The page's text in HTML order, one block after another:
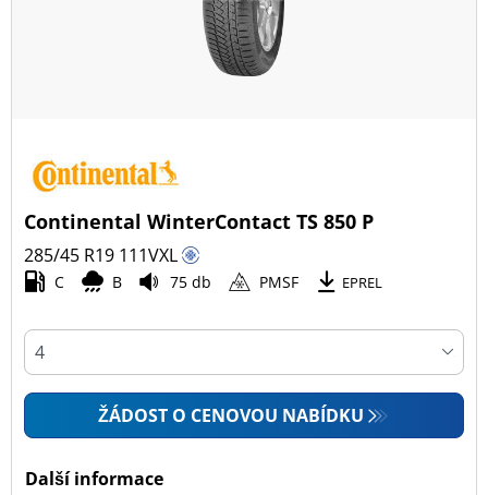
Continental WinterContact TS 850 P
285/45 R19 111VXL
C B 75 db PMSF EPREL
ŽÁDOST O CENOVOU NABÍDKU
Další informace